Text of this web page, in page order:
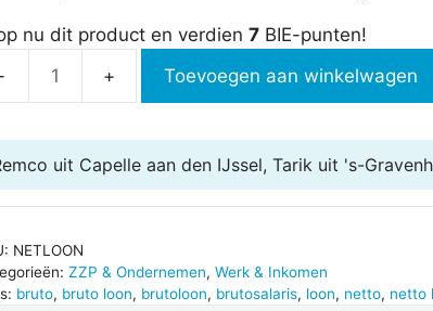
nu dit product en verdien 7BIE-punten!
Toevoegen aan winkelwagen
uit Capelle aan den IJssel, Tarik uit 's-
NETLOON
ZZP & Ondernemen, Werk & Inkomen
bruto, bruto loon, brutoloon, brutosalaris, loon, netto, netto